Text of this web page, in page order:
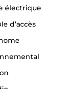
électrique
d’accès